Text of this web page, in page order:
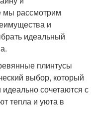
мы рассмотрим
и
идеальный
плинтусы
выбор, который
сочетаются с
тепла и уюта в